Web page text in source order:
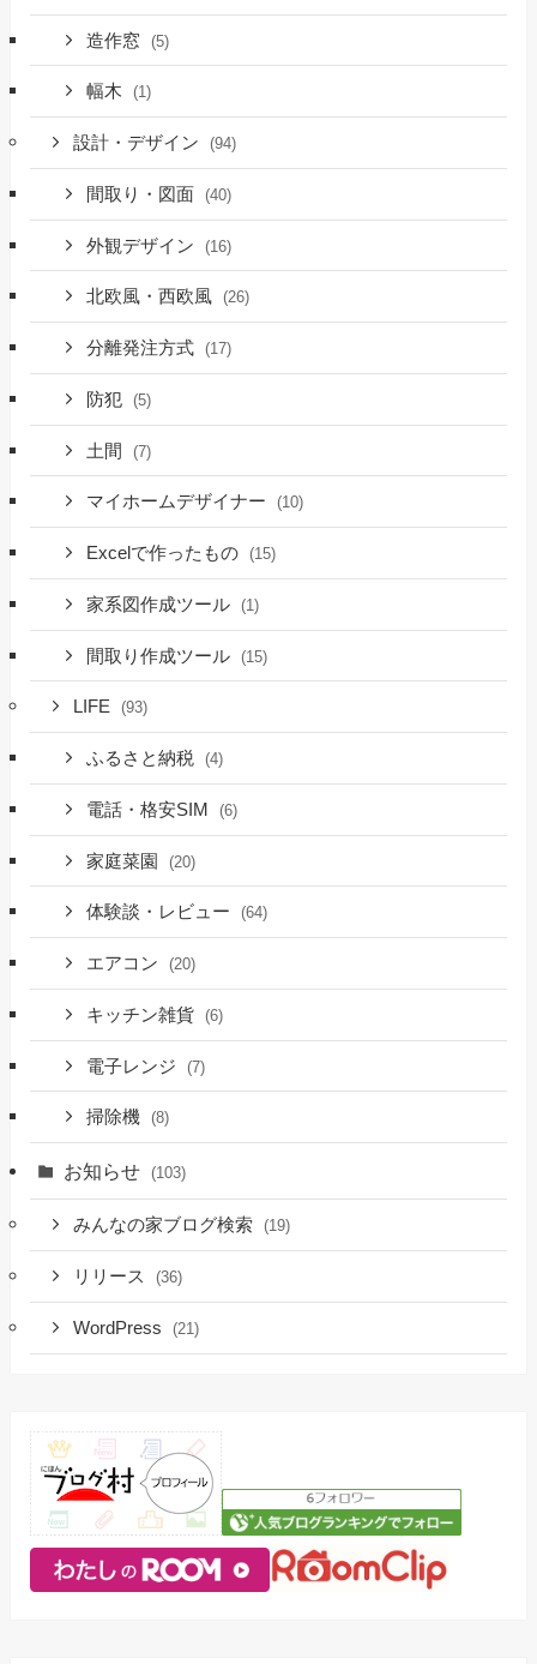
造作窓 (5)
幅木 (1)
設計・デザイン (94)
間取り・図面 (40)
外観デザイン (16)
北欧風・西欧風 (26)
分離発注方式 (17)
防犯 (5)
土間 (7)
マイホームデザイナー (10)
Excelで作ったもの (15)
家系図作成ツール (1)
間取り作成ツール (15)
LIFE (93)
ふるさと納税 (4)
電話・格安SIM (6)
家庭菜園 (20)
体験談・レビュー (64)
エアコン (20)
キッチン雑貨 (6)
電子レンジ (7)
掃除機 (8)
お知らせ (103)
みんなの家ブログ検索 (19)
リリース (36)
WordPress (21)